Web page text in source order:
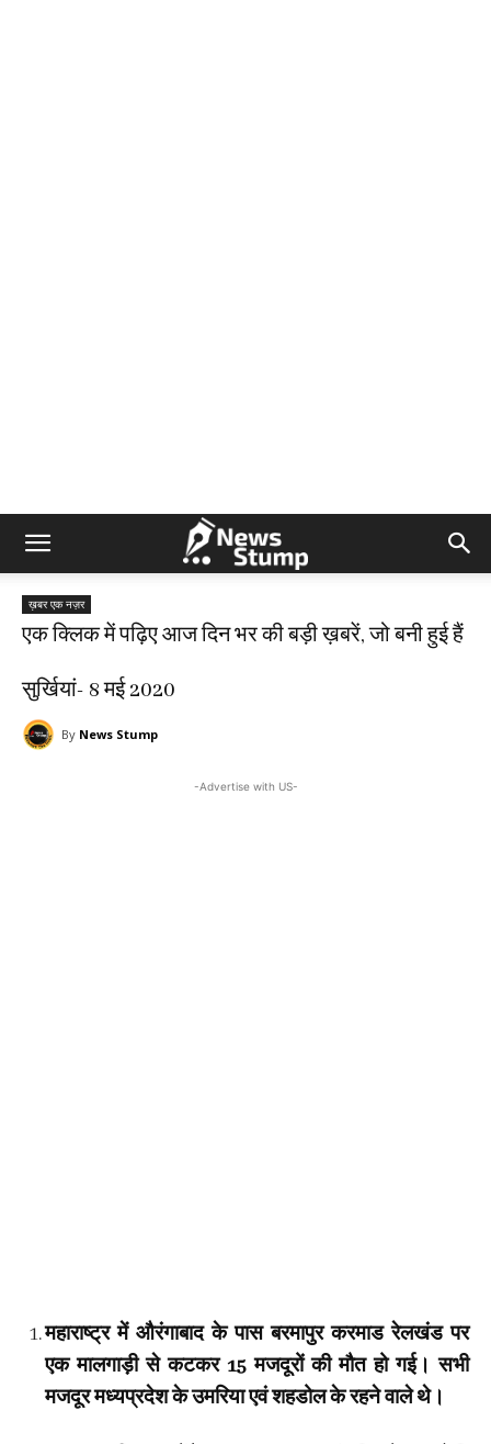
ख़बर एक नज़र
एक क्लिक में पढ़िए आज दिन भर की बड़ी ख़बरें, जो बनी हुई हैं
सुर्खियां- 8 मई 2020
By News Stump
-Advertise with US-
महाराष्ट्र में औरंगाबाद के पास बरमापुर करमाड रेलखंड पर
एक मालगाड़ी से कटकर 15 मजदूरों की मौत हो गई। सभी
मजदूर मध्यप्रदेश के उमरिया एवं शहडोल के रहने वाले थे।